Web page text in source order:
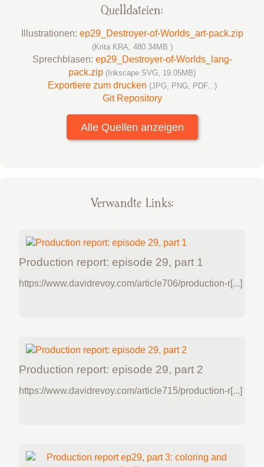
Quelldateien:
Illustrationen: ep29_Destroyer-of-Worlds_art-pack.zip
(Krita KRA, 480.34MB )
Sprechblasen: ep29_Destroyer-of-Worlds_lang-
pack.zip (Inkscape SVG, 19.05MB)
Exportiere zum drucken (JPG, PNG, PDF...)
Git Repository
Alle Quellen anzeigen
Verwandte Links:
Production report: episode 29, part 1
https://www.davidrevoy.com/article706/production-r[...]
Production report: episode 29, part 2
https://www.davidrevoy.com/article715/production-r[...]